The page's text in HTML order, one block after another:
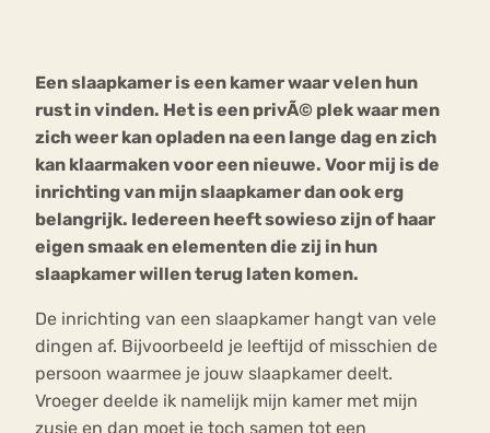
Een slaapkamer is een kamer waar velen hun
rust in vinden. Het is een privÃ© plek waar men
zich weer kan opladen na een lange dag en zich
kan klaarmaken voor een nieuwe. Voor mij is de
inrichting van mijn slaapkamer dan ook erg
belangrijk. Iedereen heeft sowieso zijn of haar
eigen smaak en elementen die zij in hun
slaapkamer willen terug laten komen.
De inrichting van een slaapkamer hangt van vele
dingen af. Bijvoorbeeld je leeftijd of misschien de
persoon waarmee je jouw slaapkamer deelt.
Vroeger deelde ik namelijk mijn kamer met mijn
zusje en dan moet je toch samen tot een
Chat
Forum
mia
Nerv
osa
Eetstoornis Anorexia Nervosa
Eetbuien Piekeren Sport
Trauma
Orthorexia
Afvallen Angst